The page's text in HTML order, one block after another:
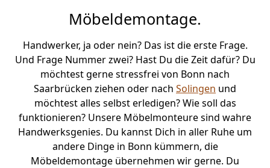
Möbeldemontage.
Handwerker, ja oder nein? Das ist die erste Frage.
Und Frage Nummer zwei? Hast Du die Zeit dafür? Du
möchtest gerne stressfrei von Bonn nach
Saarbrücken ziehen oder nach Solingen und
möchtest alles selbst erledigen? Wie soll das
funktionieren? Unsere Möbelmonteure sind wahre
Handwerksgenies. Du kannst Dich in aller Ruhe um
andere Dinge in Bonn kümmern, die
Möbeldemontage übernehmen wir gerne. Du